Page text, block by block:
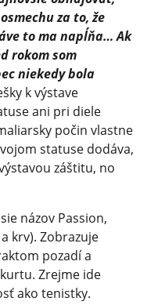
za to, že
to ma napĺňa… Ak
rokom som
niekedy bola
k výstave
ani pri diele
počin vlastne
statuse dodáva,
záštitu, no
názov Passion,
krv). Zobrazuje
pozadí a
Zrejme ide
ako tenistky.